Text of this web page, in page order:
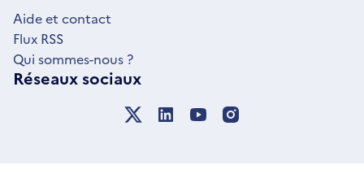
Aide et contact
Flux RSS
Qui sommes-nous ?
Réseaux sociaux